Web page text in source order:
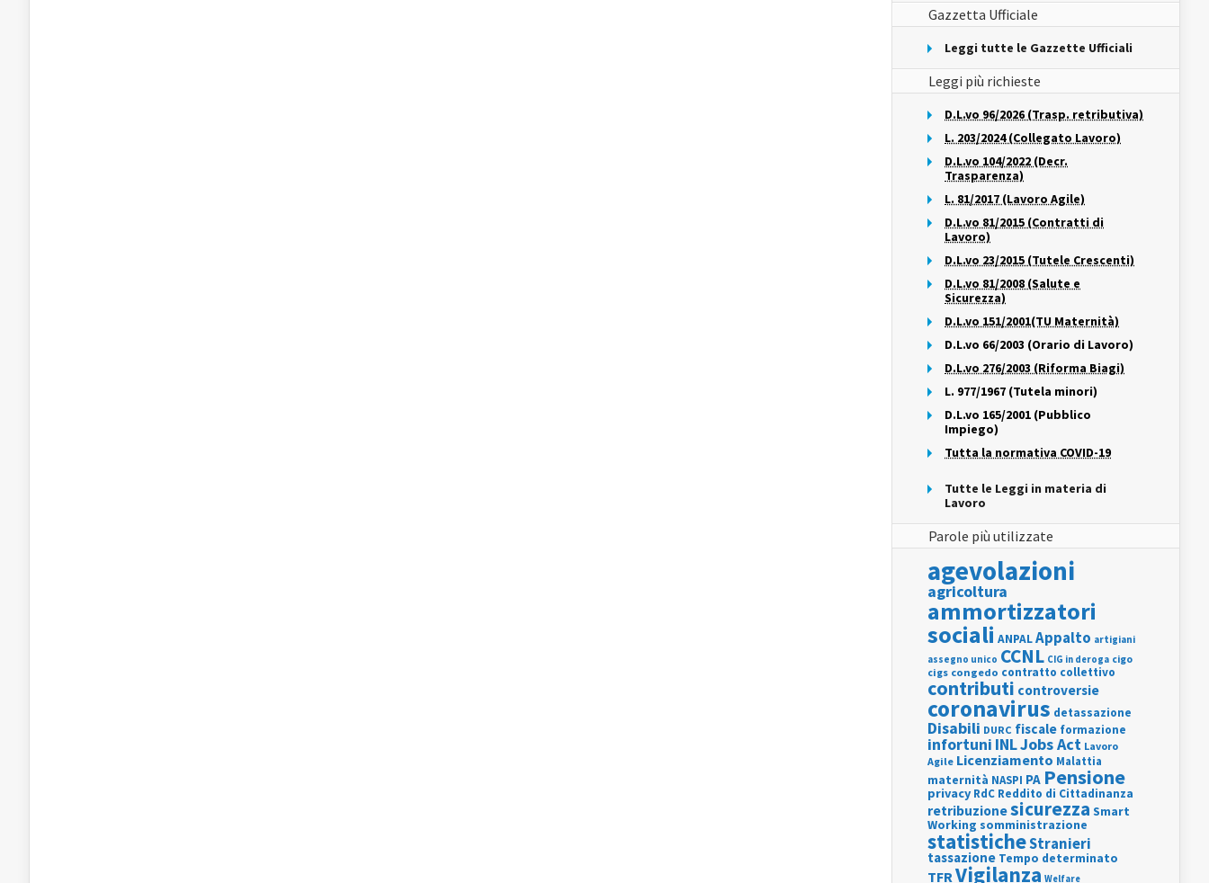
Gazzetta Ufficiale
Leggi tutte le Gazzette Ufficiali
Leggi più richieste
D.L.vo 96/2026 (Trasp. retributiva)
L. 203/2024 (Collegato Lavoro)
D.L.vo 104/2022 (Decr.
Trasparenza)
L. 81/2017 (Lavoro Agile)
D.L.vo 81/2015 (Contratti di
Lavoro)
D.L.vo 23/2015 (Tutele Crescenti)
D.L.vo 81/2008 (Salute e
Sicurezza)
D.L.vo 151/2001(TU Maternità)
D.L.vo 66/2003 (Orario di Lavoro)
D.L.vo 276/2003 (Riforma Biagi)
L. 977/1967 (Tutela minori)
D.L.vo 165/2001 (Pubblico
Impiego)
Tutta la normativa COVID-19
Tutte le Leggi in materia di
Lavoro
Parole più utilizzate
agevolazioni
agricoltura
ammortizzatori
sociali ANPALAppalto artigiani
assegno unico CCNL CIG in deroga cigo
cigs congedo contratto collettivo
contributi controversie
coronavirus detassazione
Disabili DURC fiscale formazione
infortuni INLJobs Act Lavoro
Agile Licenziamento Malattia
maternità NASPI PA Pensione
privacy RdC Reddito di Cittadinanza
retribuzionesicurezza Smart
Working somministrazione
statisticheStranieri
tassazione Tempo determinato
TFRVigilanza Welfare